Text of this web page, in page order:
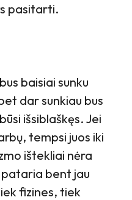
pasitarti.
baisiai sunku
dar sunkiau bus
išsiblaškęs. Jei
tempsi juos iki
ištekliai nėra
bent jau
fizines, tiek